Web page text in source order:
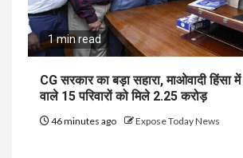
1 min read
CG सरकार का बड़ा सहारा, माओवादी हिंसा
वाले 15 परिवारों को मिले ₹2.25 करोड़
46 minutes ago Expose Today News